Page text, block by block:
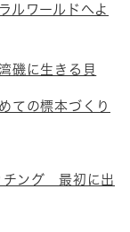
ルワールドへよ
磯に生きる貝
ての標本づくり
チング 最初に出